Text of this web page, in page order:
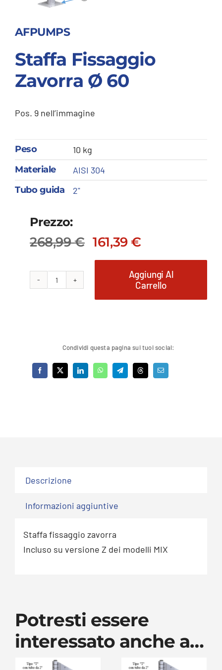
AFPUMPS
Staffa Fissaggio
Zavorra Ø 60
Pos. 9 nell’immagine
Peso
10 kg
Materiale
AISI 304
Tubo guida
2"
Prezzo:
268,99€
Il
originale
era:
161,39€
Il
attuale
è:
Staffa
60
quantità
Aggiungi Al
Carrello
Condividi questa pagina sui tuoi social:
Descrizione
Informazioni aggiuntive
Staffa fissaggio zavorra
Incluso su versione Z dei modelli MIX
Potresti essere
interessato anche a…